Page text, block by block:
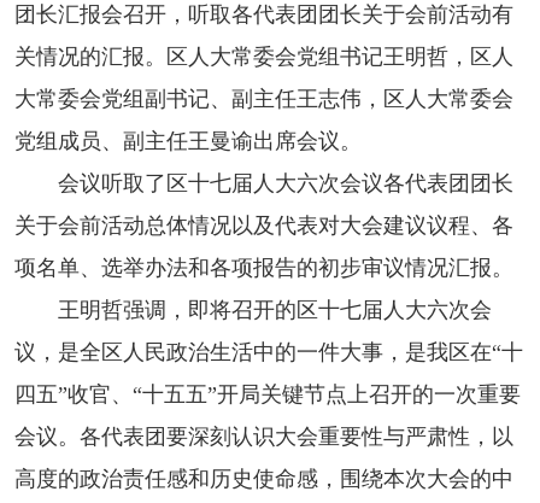
团长汇报会召开，听取各代表团团长关于会前活动有
关情况的汇报。区人大常委会党组书记王明哲，区人
大常委会党组副书记、副主任王志伟，区人大常委会
党组成员、副主任王曼谕出席会议。
会议听取了区十七届人大六次会议各代表团团长
关于会前活动总体情况以及代表对大会建议议程、各
项名单、选举办法和各项报告的初步审议情况汇报。
王明哲强调，即将召开的区十七届人大六次会
议，是全区人民政治生活中的一件大事，是我区在“十
四五”收官、“十五五”开局关键节点上召开的一次重要
会议。各代表团要深刻认识大会重要性与严肃性，以
高度的政治责任感和历史使命感，围绕本次大会的中